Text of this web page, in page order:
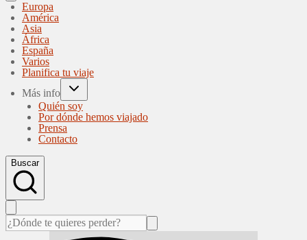
Europa
América
Asia
África
España
Varios
Planifica tu viaje
Más info
Quién soy
Por dónde hemos viajado
Prensa
Contacto
Buscar